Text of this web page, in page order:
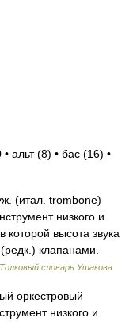
альт (8) • бас (16) •
(итал. trombone)
низкого и
которой высота звука
клапанами.
Толковый словарь Ушакова
оркестровый
низкого и